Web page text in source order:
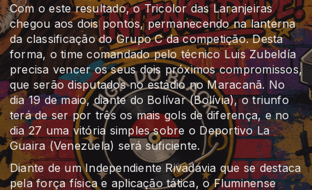
Com o este resultado, o Tricolor das Laranjeiras
chegou aos dois pontos, permanecendo na lanterna
da classificação do Grupo C da competição. Desta
forma, o time comandado pelo técnico Luis Zubeldía
precisa vencer os seus dois próximos compromissos,
que serão disputados no estádio no Maracanã. No
dia 19 de maio, diante do Bolívar (Bolívia), o triunfo
terá de ser por três os mais gols de diferença, e no
dia 27 uma vitória simples sobre o Deportivo La
Guaira (Venezuela) será suficiente.
Diante de um Independiente Rivadavia que se destaca
pela força física e aplicação tática, o Fluminense